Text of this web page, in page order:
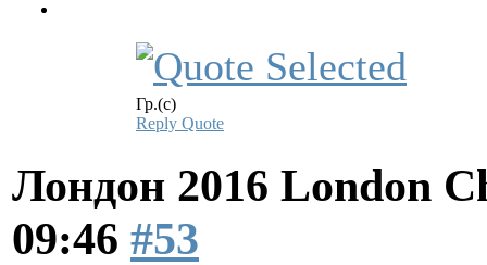
Гр.(с)
Reply Quote
Лондон 2016 London
09:46 #53